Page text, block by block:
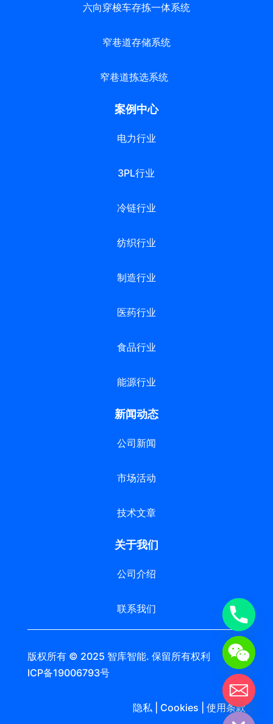
六向穿梭车存拣一体系统
窄巷道存储系统
窄巷道拣选系统
案例中心
电力行业
3PL行业
冷链行业
纺织行业
制造行业
医药行业
食品行业
能源行业
新闻动态
公司新闻
市场活动
技术文章
关于我们
公司介绍
联系我们
版权所有 © 2025 智库智能. 保留所有权利 苏
ICP备19006793号
隐私 | Cookies | 使用条款
Hide
chaty